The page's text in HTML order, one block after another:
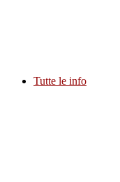
Tutte le info